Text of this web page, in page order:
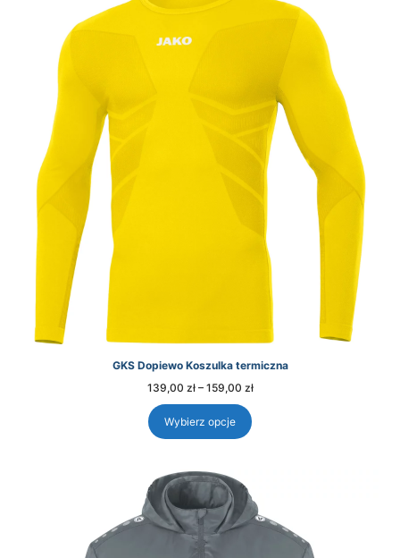
GKS Dopiewo Koszulka termiczna
139,00 zł – 159,00 złZakres
Wybierz opcje